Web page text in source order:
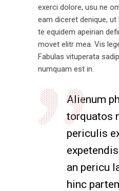
exerci dolore, usu ne
eam diceret denique, ut
te equidem apeirian
movet elitr mea. Vis
Fabulas vituperata
numquam est in.
Alienum
torquatos
periculis
an pericu
hinc